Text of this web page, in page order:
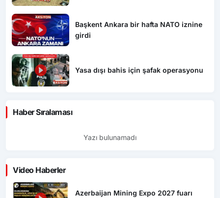
Başkent Ankara bir hafta NATO iznine
girdi
Yasa dışı bahis için şafak operasyonu
Haber Sıralaması
Yazı bulunamadı
Video Haberler
Azerbaijan Mining Expo 2027 fuarı